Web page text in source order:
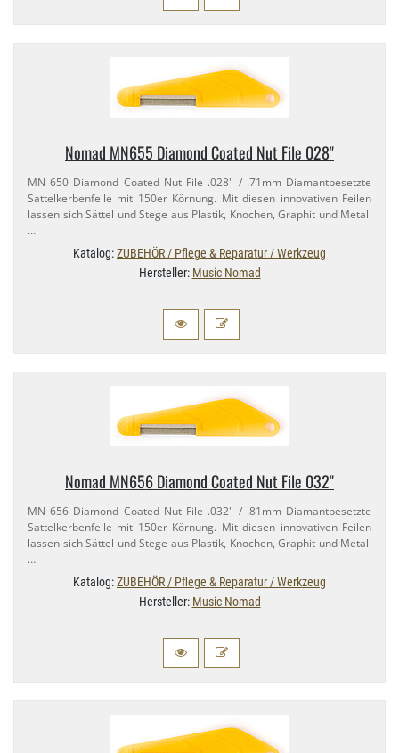
Nomad MN655 Diamond Coated Nut File 028"
MN 650 Diamond Coated Nut File .028" / .71mm Diamantbesetzte
Sattelkerbenfeile mit 150er Körnung. Mit diesen innovativen Feilen
lassen sich Sättel und Stege aus Plastik, Knochen, Graphit und Metall
…
Katalog:ZUBEHÖR / Pflege & Reparatur / Werkzeug
Hersteller: Music Nomad
Nomad MN656 Diamond Coated Nut File 032"
MN 656 Diamond Coated Nut File .032" / .81mm Diamantbesetzte
Sattelkerbenfeile mit 150er Körnung. Mit diesen innovativen Feilen
lassen sich Sättel und Stege aus Plastik, Knochen, Graphit und Metall
…
Katalog:ZUBEHÖR / Pflege & Reparatur / Werkzeug
Hersteller: Music Nomad